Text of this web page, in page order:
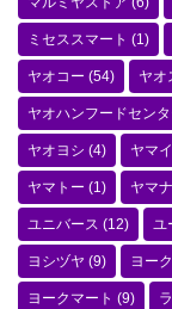
ミセススマート (1)
ヤオコー (54) ヤオ
ヤオハンフードセン
ヤオヨシ (4) ヤマ
ヤマトー (1) ヤマ
ユニバース (12) ユ
ヨシヅヤ (9) ヨー
ヨークマート (9)